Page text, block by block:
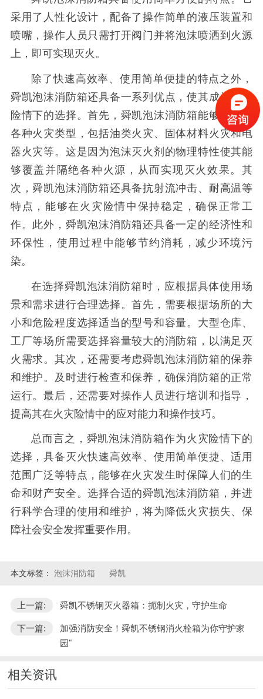
采用了人性化设计，配备了操作简单的液压装置和
喷嘴，操作人员只需打开阀门并将泡沫喷洒到火源
上，即可实现灭火。
除了快速高效率、使用简单便捷的特点之外，
舜凯泡沫消防箱还具备一系列优点，使其成为火灾
险情下的选择。首先，舜凯泡沫消防箱能够适用于
各种火灾类型，包括油类火灾、固体材料火灾和电
器火灾等。这是因为泡沫灭火剂的物理特性使其能
够覆盖并隔绝各种火源，从而实现灭火效果。其
次，舜凯泡沫消防箱还具备抗射流冲击、耐高温等
特点，能够在火灾险情中保持稳定，确保正常工
作。此外，舜凯泡沫消防箱还具备一定的经济性和
环保性，使用过程中能够节约消耗，减少环境污
染。
在选择舜凯泡沫消防箱时，应根据具体使用场
景和需求进行合理选择。首先，需要根据场所的大
小和危险程度选择适当的型号和容量。大型仓库、
工厂等场所需要选择容量较大的消防箱，以满足灭
火需求。其次，还需要考虑舜凯泡沫消防箱的保养
和维护。及时进行检查和保养，确保消防箱的正常
运行。最后，还需要对操作人员进行培训和指导，
提高其在火灾险情中的应对能力和操作技巧。
总而言之，舜凯泡沫消防箱作为火灾险情下的
选择，具备灭火快速高效率、使用简单便捷、适用
范围广泛等特点，能够在火灾发生时保障人们的生
命和财产安全。选择合适的舜凯泡沫消防箱，并进
行科学合理的使用和维护，将为降低火灾损失、保
障社会安全发挥重要作用。
本文标签： 泡沫消防箱 舜凯
上一篇: 舜凯不锈钢灭火器箱：扼制火灾，守护生命
下一篇:
加强消防安全！舜凯不锈钢消火栓箱为你守护家
园"
相关资讯